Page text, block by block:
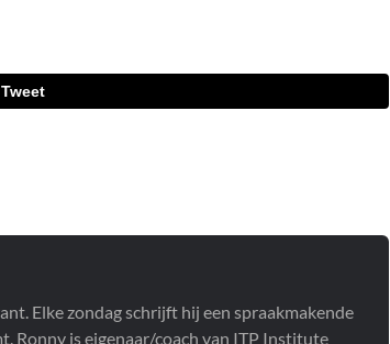
Tweet
Elke zondag schrijft hij een spraakmakende
Ronny is eigenaar/coach van ITP Institute